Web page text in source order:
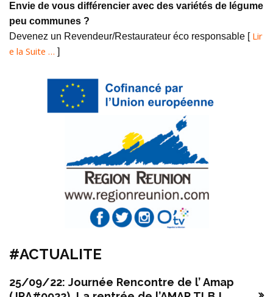
Envie de vous différencier avec des variétés de légume
peu communes ?
Devenez un Revendeur/Restaurateur éco responsable [ Lir
e la Suite … ]
#ACTUALITE
25/09/22: Journée Rencontre de l’ Amap